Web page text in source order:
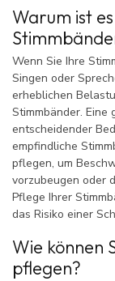
Warum ist
Wenn Sie Ihre
Singen oder
erheblichen
Stimmbänder. Eine
entscheidender
empfindliche
pflegen, um
vorzubeugen oder
Pflege Ihrer
das Risiko einer
Wie können
pflegen?